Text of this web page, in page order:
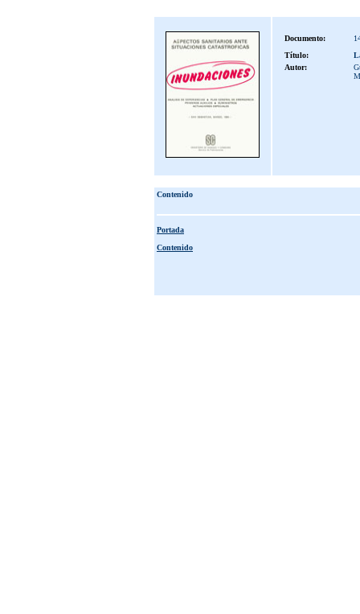
Documento:
Título:
Autor:
Contenido
Portada
Contenido